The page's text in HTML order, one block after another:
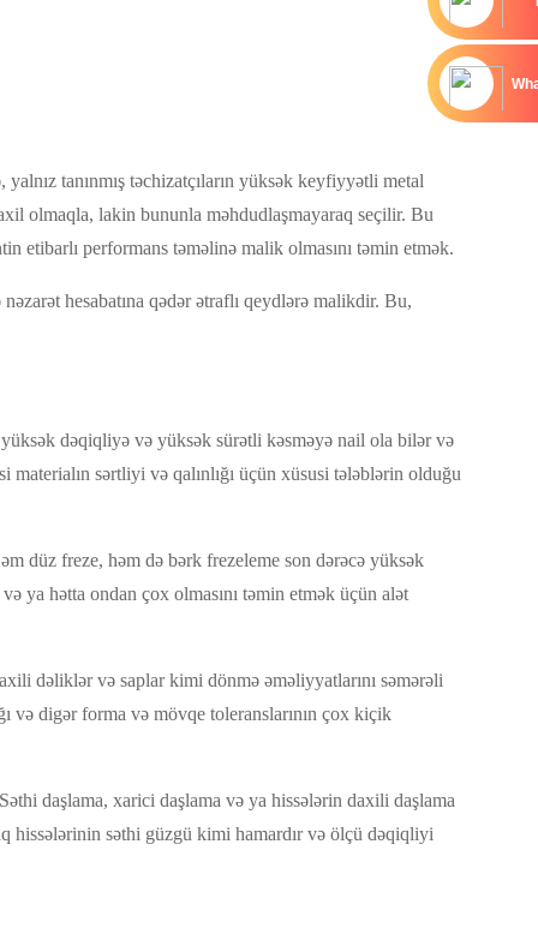
tanınmış təchizatçıların yüksək keyfiyyətli metal
olmaqla, lakin bununla məhdudlaşmayaraq seçilir. Bu
etibarlı performans təməlinə malik olmasını təmin etmək.
hesabatına qədər ətraflı qeydlərə malikdir. Bu,
yüksək dəqiqliyə və yüksək sürətli kəsməyə nail ola bilər və
sərtliyi və qalınlığı üçün xüsusi tələblərin olduğu
düz freze, həm də bərk frezeleme son dərəcə yüksək
ya hətta ondan çox olmasını təmin etmək üçün alət
dəliklər və saplar kimi dönmə əməliyyatlarını səmərəli
digər forma və mövqe toleranslarının çox kiçik
daşlama, xarici daşlama və ya hissələrin daxili daşlama
hissələrinin səthi güzgü kimi hamardır və ölçü dəqiqliyi